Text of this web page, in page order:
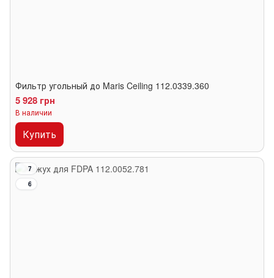
Фильтр угольный до Maris Ceiling 112.0339.360
5 928 грн
В наличии
Купить
7
6